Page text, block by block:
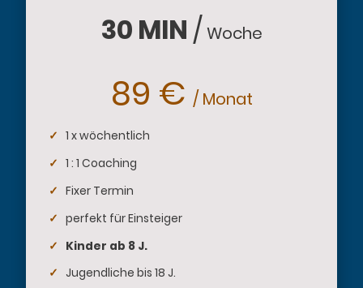
30 MIN /Woche
89 € / Monat
✓ 1 x wöchentlich
✓ 1 : 1 Coaching
✓ Fixer Termin
✓ perfekt für Einsteiger
✓
Kinder ab 8 J.
✓ Jugendliche bis 18 J.